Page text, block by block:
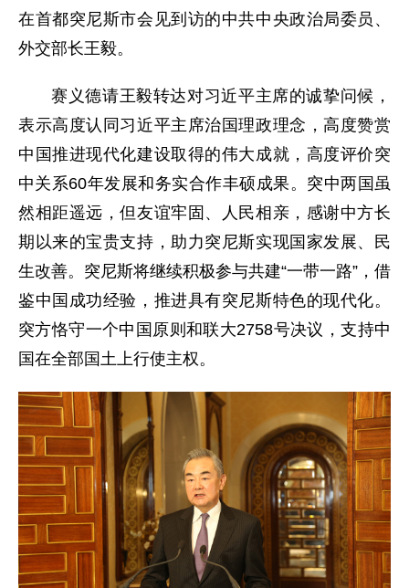
在首都突尼斯市会见到访的中共中央政治局委员、
外交部长王毅。
赛义德请王毅转达对习近平主席的诚挚问候，
表示高度认同习近平主席治国理政理念，高度赞赏
中国推进现代化建设取得的伟大成就，高度评价突
中关系60年发展和务实合作丰硕成果。突中两国虽
然相距遥远，但友谊牢固、人民相亲，感谢中方长
期以来的宝贵支持，助力突尼斯实现国家发展、民
生改善。突尼斯将继续积极参与共建“一带一路”，借
鉴中国成功经验，推进具有突尼斯特色的现代化。
突方恪守一个中国原则和联大2758号决议，支持中
国在全部国土上行使主权。